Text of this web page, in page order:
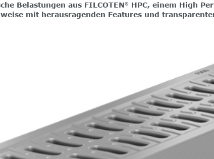
Belastungen aus FILCOTEN®HPC, einem High
mit herausragenden Features und